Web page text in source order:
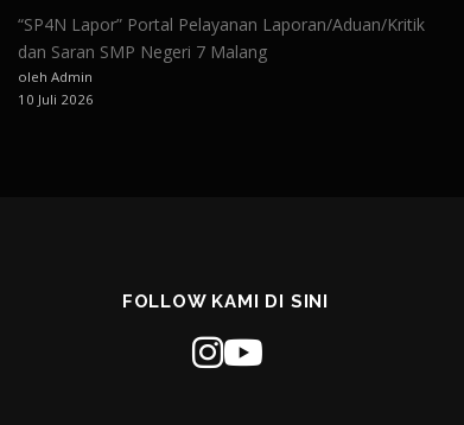
“SP4N Lapor” Portal Pelayanan Laporan/Aduan/Kritik
dan Saran SMP Negeri 7 Malang
oleh Admin
10 Juli 2026
FOLLOW KAMI DI SINI